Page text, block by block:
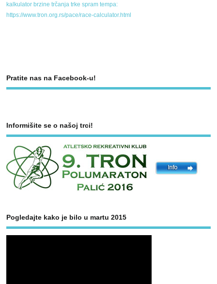
kalkulator brzine trčanja trke spram tempa:
https://www.tron.org.rs/pace/race-calculator.html
Pratite nas na Facebook-u!
Informišite se o našoj trci!
Pogledajte kako je bilo u martu 2015